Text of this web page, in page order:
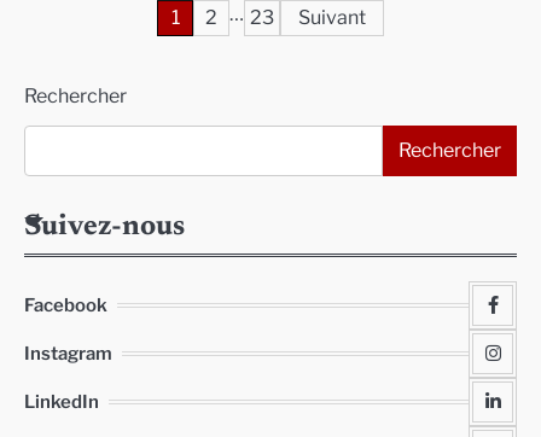
publications
1 2 … 23 Suivant
Rechercher
Rechercher
Suivez-nous
Facebook
Instagram
LinkedIn